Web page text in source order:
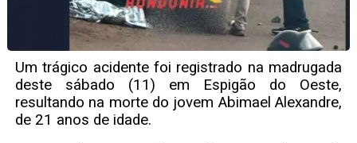
Um trágico acidente foi registrado na madrugada
deste sábado (11) em Espigão do Oeste,
resultando na morte do jovem Abimael Alexandre,
de 21 anos de idade.